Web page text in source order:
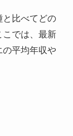
と比べてどの
こでは、最新
平均年収や